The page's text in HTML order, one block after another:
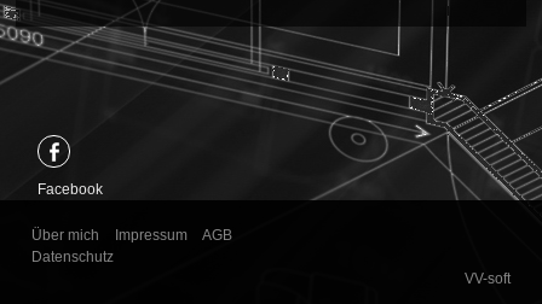
Facebook
Über mich Impressum
AGB
Datenschutz
VV-soft